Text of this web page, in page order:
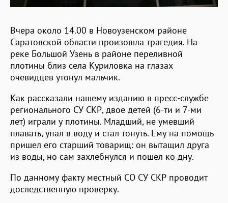
Вчера около 14.00 в Новоузенском районе
Саратовской области произошла трагедия. На
реке Большой Узень в районе переливной
плотины близ села Куриловка на глазах
очевидцев утонул мальчик.
Как рассказали нашему изданию в пресс-службе
регионального СУ СКР, двое детей (6-ти и 7-ми
лет) играли у плотины. Младший, не умевший
плавать, упал в воду и стал тонуть. Ему на помощь
пришел его старший товарищ: он вытащил друга
из воды, но сам захлебнулся и пошел ко дну.
По данному факту местный СО СУ СКР проводит
доследственную проверку.